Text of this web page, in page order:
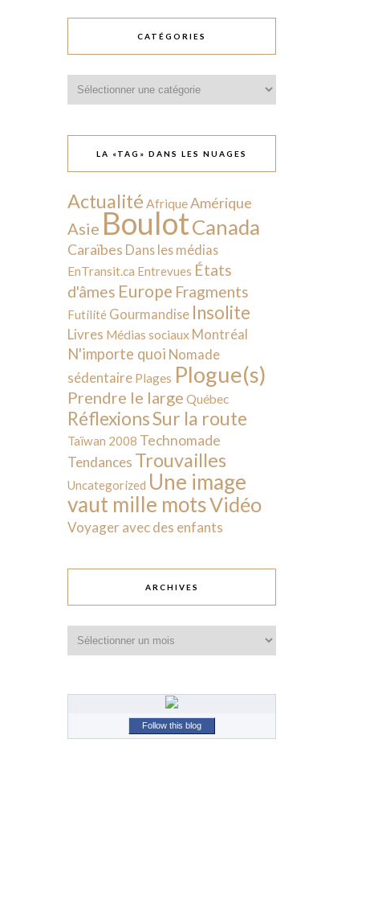
CATÉGORIES
LA «TAG» DANS LES NUAGES
Actualité AfriqueAmérique
Asie BoulotCanada
Caraïbes Dans les médias
EnTransit.ca Entrevues États
d'âmes Europe Fragments
Futilité Gourmandise Insolite
Livres Médias sociaux Montréal
N'importe quoi Nomade
sédentaire Plages Plogue(s)
Prendre le large Québec
RéflexionsSur la route
Taïwan 2008 Technomade
Tendances Trouvailles
Uncategorized Une image
vaut mille motsVidéo
Voyager avec des enfants
ARCHIVES
Follow this blog